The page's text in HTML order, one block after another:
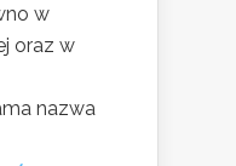
w
oraz w
nazwa